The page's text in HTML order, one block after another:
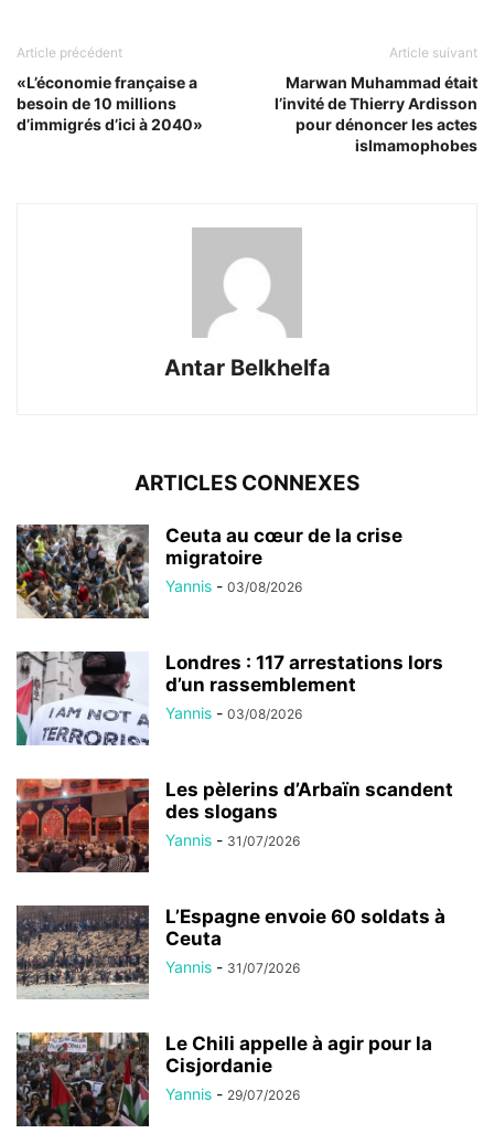
Article précédent
«L’économie française a
besoin de 10 millions
d’immigrés d’ici à 2040»
Article suivant
Marwan Muhammad était
l’invité de Thierry Ardisson
pour dénoncer les actes
islmamophobes
Antar Belkhelfa
ARTICLES CONNEXES
Ceuta au cœur de la crise
migratoire
Yannis - 03/08/2026
Londres : 117 arrestations lors
d’un rassemblement
Yannis - 03/08/2026
Les pèlerins d’Arbaïn scandent
des slogans
Yannis - 31/07/2026
L’Espagne envoie 60 soldats à
Ceuta
Yannis - 31/07/2026
Le Chili appelle à agir pour la
Cisjordanie
Yannis - 29/07/2026